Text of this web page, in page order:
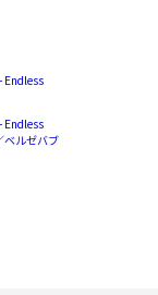
Endless
Endless
ベルゼバブ